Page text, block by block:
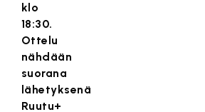
klo
18:30.
Ottelu
nähdään
suorana
lähetyksenä
Ruutu+